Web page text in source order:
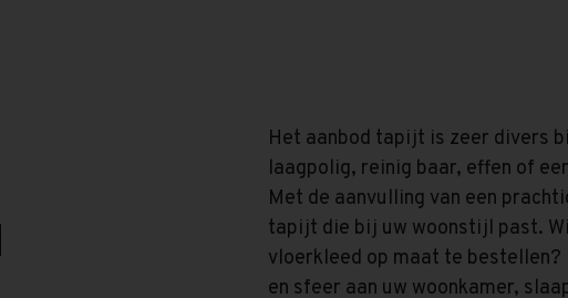
Het aanbod tapijt is zeer divers
laagpolig, reinig baar, effen of
Met de aanvulling van een
tapijt die bij uw woonstijl past.
vloerkleed op maat te
en sfeer aan uw woonkamer,